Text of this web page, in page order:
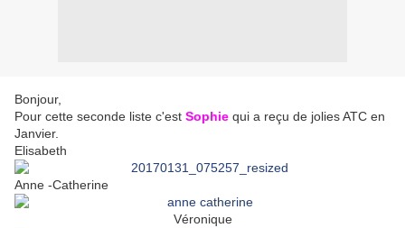
Bonjour,
Pour cette seconde liste c'est Sophie qui a reçu de jolies ATC en
Janvier.
Elisabeth
Anne -Catherine
Véronique